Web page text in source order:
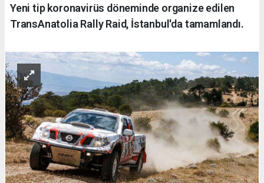
Yeni tip koronavirüs döneminde organize edilen
TransAnatolia Rally Raid, İstanbul'da tamamlandı.